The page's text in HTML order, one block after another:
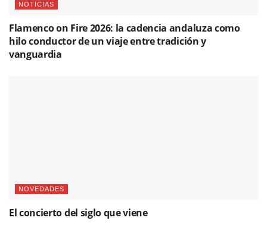
NOTICIAS
Flamenco on Fire 2026: la cadencia andaluza como
hilo conductor de un viaje entre tradición y
vanguardia
NOVEDADES
El concierto del siglo que viene